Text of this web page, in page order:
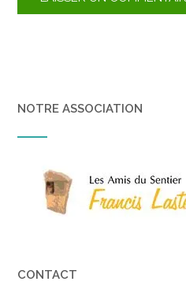
NOTRE ASSOCIATION
CONTACT